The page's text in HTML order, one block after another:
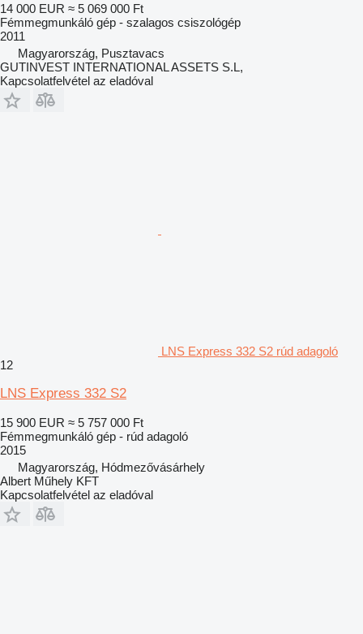
14 000 EUR ≈ 5 069 000 Ft
Fémmegmunkáló gép - szalagos csiszológép
2011
Magyarország, Pusztavacs
GUTINVEST INTERNATIONAL ASSETS S.L,
Kapcsolatfelvétel az eladóval
LNS Express 332 S2 rúd adagoló
12
LNS Express 332 S2
15 900 EUR ≈ 5 757 000 Ft
Fémmegmunkáló gép - rúd adagoló
2015
Magyarország, Hódmezővásárhely
Albert Műhely KFT
Kapcsolatfelvétel az eladóval